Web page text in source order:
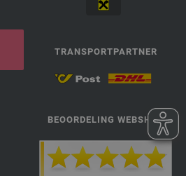
TRANSPORTPARTNER
BEOORDELING WEBSHOP